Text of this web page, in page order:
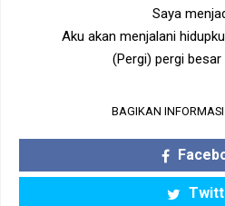
Saya
Aku akan menjalani
(Pergi) pergi
BAGIKAN